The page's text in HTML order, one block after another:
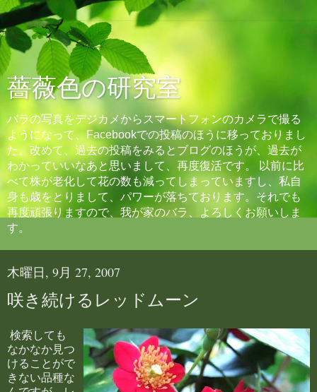
薔薇色の研究室
バラの写真をデジカメからスマートフォンのカメラで撮る
ようになって、Facebookでの投稿のほうに移っておりまし
た。改めて、過去の投稿をみるとブログのほうが、過去が
わかっていいなあと思いまして、再度復活です。 以前に比
べて株が老化して花の数も減ってしまっていますし、私自
身も歳をとりまして、パワーが落ちております。それでも
再度頑張りますので、我が家のバラ、よろしくお願いしま
す。
木曜日, 9月 27, 2007
咲き続けるレッドムーン
検索しても
なかなか見つ
けることがで
きない品種な